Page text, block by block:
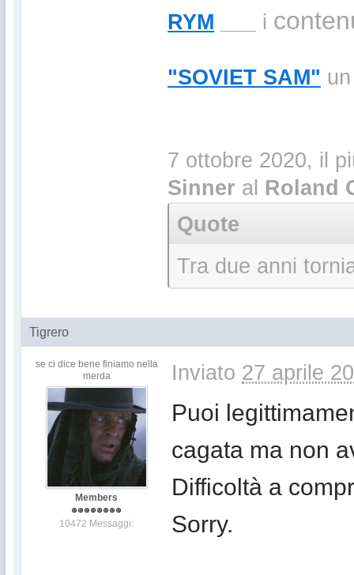
RYM i
"SOVIET SAM"
7 ottobre 2020, il
Sinner al Roland
Quote
Tra due anni
Tigrero
se ci dice bene finiamo nella
merda
Members
10472 Messaggi:
Inviato 27 aprile
Puoi
cagata ma non
Difficoltà a
Sorry.